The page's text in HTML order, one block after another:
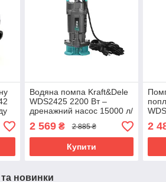
Водяна помпа Kraft&Dele
WDS2425 2200 Вт –
дренажний насос 15000 л/
год для брудної та чистої
води
2 569₴ 2 885 ₴
Купити
для
2
та новинки